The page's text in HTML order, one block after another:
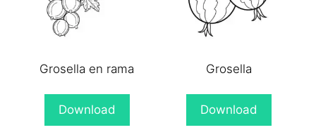
Grosella en rama
Download
Grosella
Download